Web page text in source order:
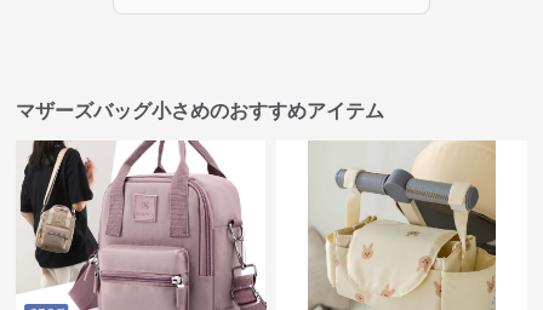
マザーズバッグ小さめのおすすめアイテム